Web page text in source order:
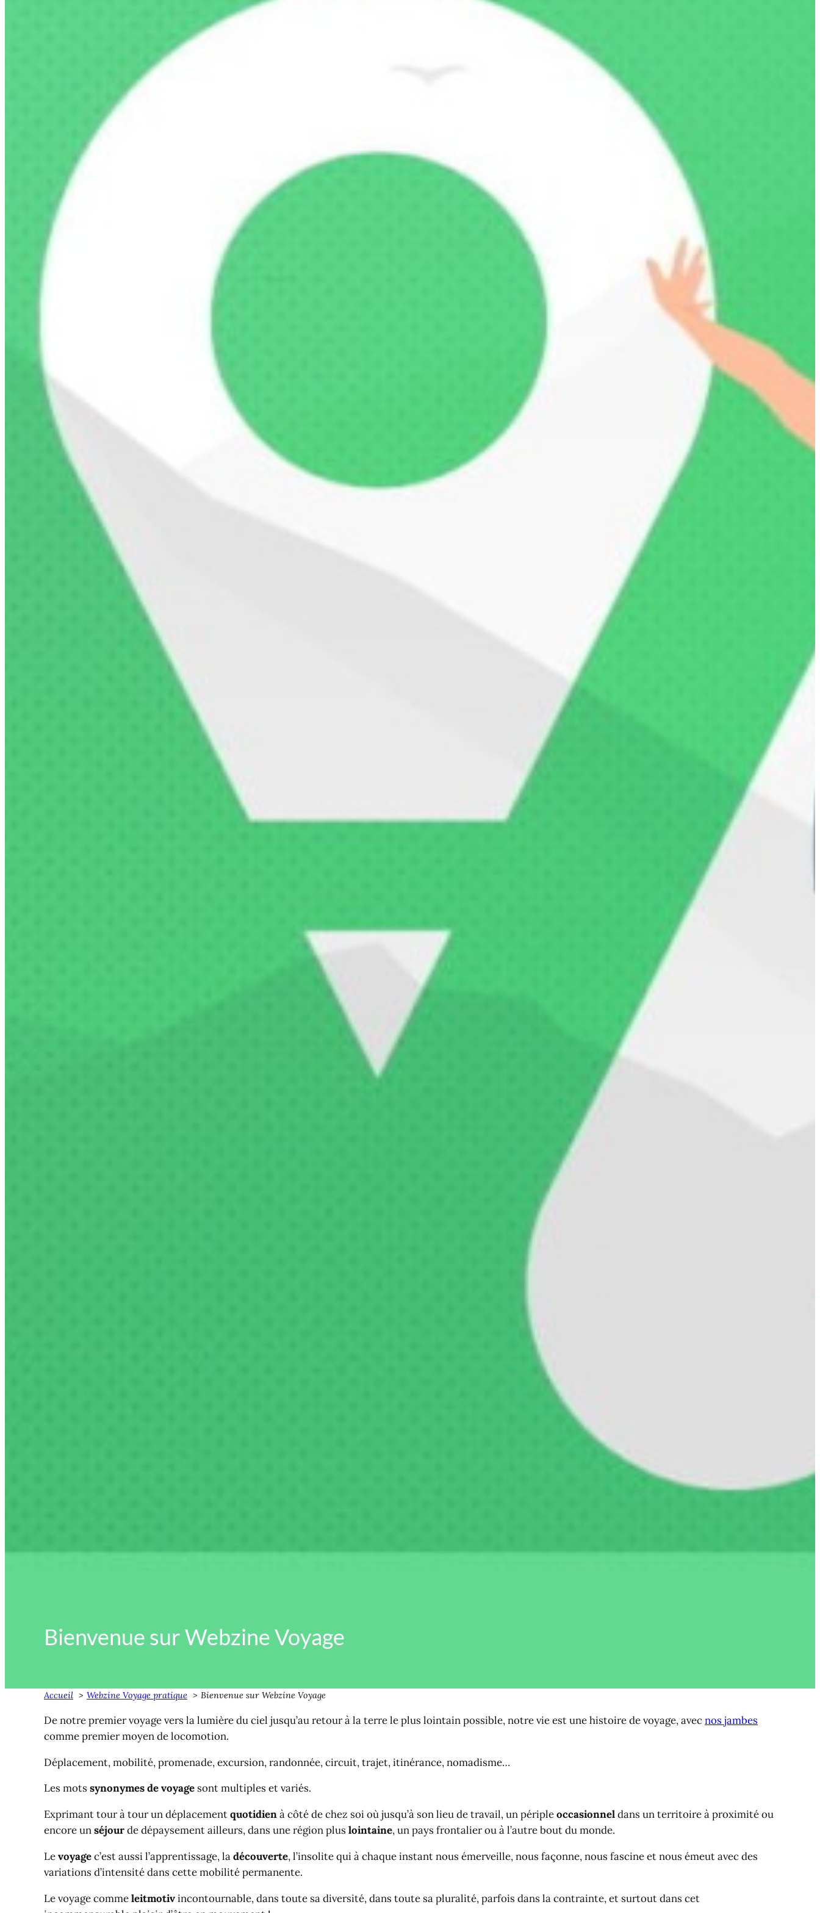
Bienvenue sur Webzine Voyage
Accueil Webzine Voyage pratique Bienvenue sur Webzine Voyage
De notre premier voyage vers la lumière du ciel jusqu’au retour à la terre le plus lointain possible, notre vie est une histoire de voyage, avecnos jambes
comme premier moyen de locomotion.
Déplacement, mobilité, promenade, excursion, randonnée, circuit, trajet, itinérance, nomadisme…
Les mots synonymes de voyage sont multiples et variés.
Exprimant tour à tour un déplacementquotidienà côté de chez soi où jusqu’à son lieu de travail, un péripleoccasionneldans un territoire à proximité ou
encore unséjourde dépaysement ailleurs, dans une région plus lointaine, un pays frontalier ou à l’autre bout du monde.
Levoyagec’est aussi l’apprentissage, ladécouverte, l’insolite qui à chaque instant nous émerveille, nous façonne, nous fascine et nous émeut avec des
variations d’intensité dans cette mobilité permanente.
Le voyage commeleitmotivincontournable, dans toute sa diversité, dans toute sa pluralité, parfois dans la contrainte, et surtout dans cet